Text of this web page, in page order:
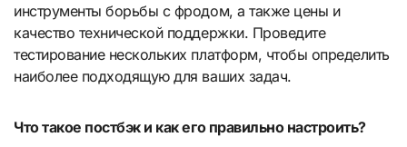
инструменты борьбы с фродом, а также цены и
качество технической поддержки. Проведите
тестирование нескольких платформ, чтобы определить
наиболее подходящую для ваших задач.
Что такое постбэк и как его правильно настроить?